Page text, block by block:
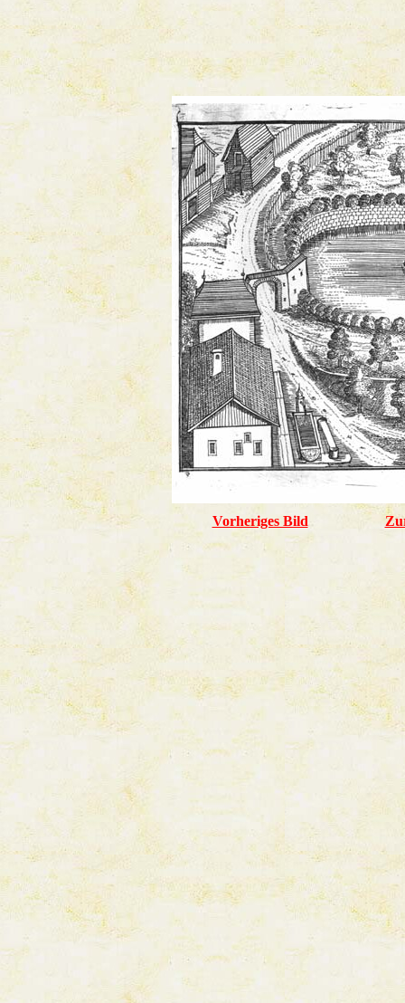
Vorheriges Bild